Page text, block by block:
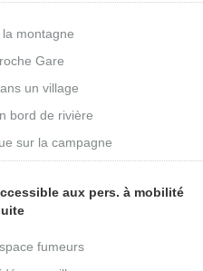
la montagne
Gare
un village
bord de rivière
sur la campagne
aux pers. à mobilité
fumeurs